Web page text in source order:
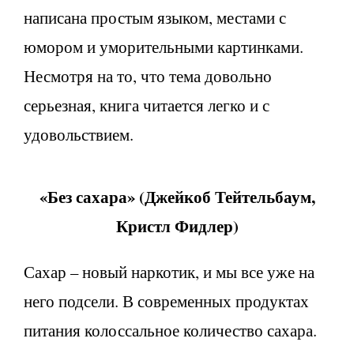
написана простым языком, местами с
юмором и уморительными картинками.
Несмотря на то, что тема довольно
серьезная, книга читается легко и с
удовольствием.
«Без сахара»(Джейкоб Тейтельбаум,
Кристл Фидлер)
Сахар – новый наркотик, и мы все уже на
него подсели. В современных продуктах
питания колоссальное количество сахара.